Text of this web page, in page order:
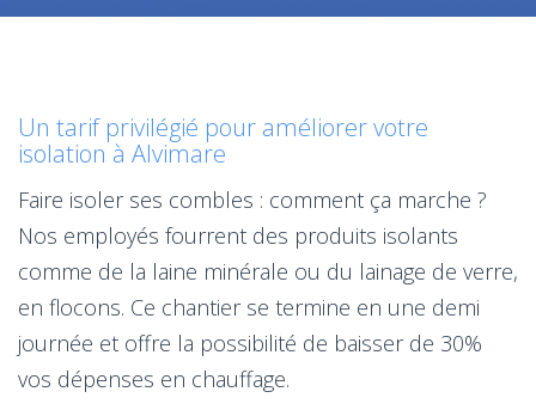
Un tarif privilégié pour améliorer votre
isolation à Alvimare
Faire isoler ses combles : comment ça marche ?
Nos employés fourrent des produits isolants
comme de la laine minérale ou du lainage de verre,
en flocons. Ce chantier se termine en une demi
journée et offre la possibilité de baisser de 30%
vos dépenses en chauffage.